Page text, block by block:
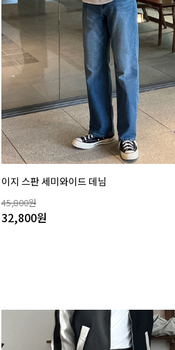
이지 스판 세미와이드 데님
45,800원
32,800원